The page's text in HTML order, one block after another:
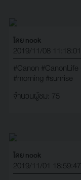
โดย nook
2019/11/08 11:18:01
#Canon #CanonLife
#morning #sunrise
จำนวนผู้ชม: 75
โดย nook
2019/11/01 18:59:47